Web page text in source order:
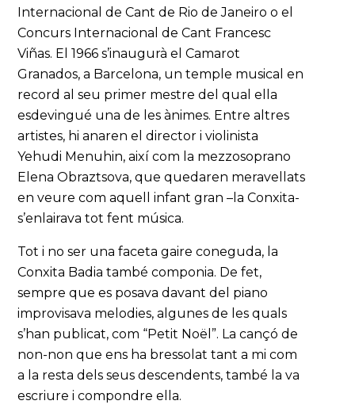
Internacional de Cant de Rio de Janeiro o el
Concurs Internacional de Cant Francesc
Viñas. El 1966 s’inaugurà el Camarot
Granados, a Barcelona, un temple musical en
record al seu primer mestre del qual ella
esdevingué una de les ànimes. Entre altres
artistes, hi anaren el director i violinista
Yehudi Menuhin, així com la mezzosoprano
Elena Obraztsova, que quedaren meravellats
en veure com aquell infant gran –la Conxita-
s’enlairava tot fent música.
Tot i no ser una faceta gaire coneguda, la
Conxita Badia també componia. De fet,
sempre que es posava davant del piano
improvisava melodies, algunes de les quals
s’han publicat, com “Petit Noël”. La cançó de
non-non que ens ha bressolat tant a mi com
a la resta dels seus descendents, també la va
escriure i compondre ella.